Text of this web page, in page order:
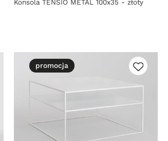
Konsola TENSIO METAL 100x35 - złoty
promocja